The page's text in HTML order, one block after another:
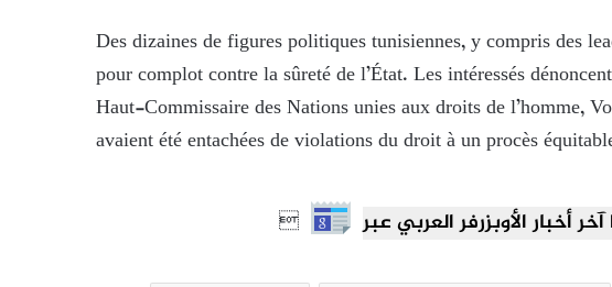
Des dizaines de figures politiques tunisiennes, y compris des
pour complot contre la sûreté de l’État. Les intéressés
Haut-Commissaire des Nations unies aux droits de l’homme,
avaient été entachées de violations du droit à un procès
